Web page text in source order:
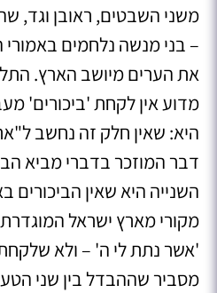
משני השבטים, ראובן וגד,
– בני מנשה נלחמים באמורי
את הערים מיושב הארץ.
מדוע אין לקחת 'ביכורים'
היא: שאין חלק זה נחשב
דבר המוזכר בדברי מביא
השנייה היא שאין
מקורי מארץ ישראל
'אשר נתת לי ה' – ולא
מסביר שההבדל בין שני